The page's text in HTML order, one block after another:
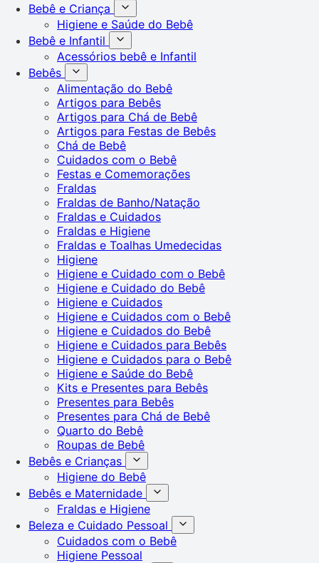
Bebê e Criança
Higiene e Saúde do Bebê
Bebê e Infantil
Acessórios bebê e Infantil
Bebês
Alimentação do Bebê
Artigos para Bebês
Artigos para Chá de Bebê
Artigos para Festas de Bebês
Chá de Bebê
Cuidados com o Bebê
Festas e Comemorações
Fraldas
Fraldas de Banho/Natação
Fraldas e Cuidados
Fraldas e Higiene
Fraldas e Toalhas Umedecidas
Higiene
Higiene e Cuidado com o Bebê
Higiene e Cuidado do Bebê
Higiene e Cuidados
Higiene e Cuidados com o Bebê
Higiene e Cuidados do Bebê
Higiene e Cuidados para Bebês
Higiene e Cuidados para o Bebê
Higiene e Saúde do Bebê
Kits e Presentes para Bebês
Presentes para Bebês
Presentes para Chá de Bebê
Quarto do Bebê
Roupas de Bebê
Bebês e Crianças
Higiene do Bebê
Bebês e Maternidade
Fraldas e Higiene
Beleza e Cuidado Pessoal
Cuidados com o Bebê
Higiene Pessoal